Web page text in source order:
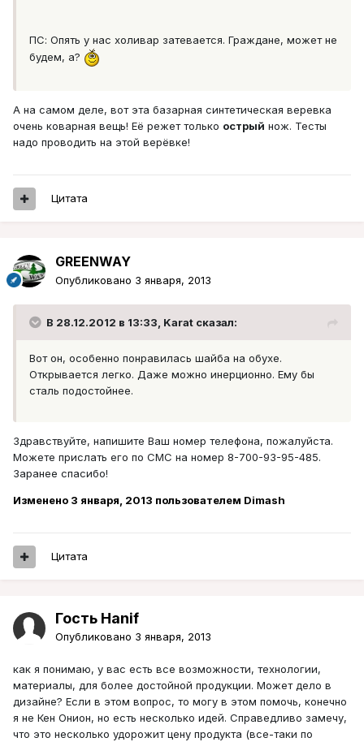
ПС: Опять у нас холивар затевается. Граждане, может не
будем, а?
А на самом деле, вот эта базарная синтетическая веревка
очень коварная вещь! Её режет только острый нож. Тесты
надо проводить на этой верёвке!
Цитата
GREENWAY
Опубликовано 3 января, 2013
В 28.12.2012 в 13:33, Karat сказал:
Вот он, особенно понравилась шайба на обухе.
Открывается легко. Даже можно инерционно. Ему бы
сталь подостойнее.
Здравствуйте, напишите Ваш номер телефона, пожалуйста.
Можете прислать его по СМС на номер 8-700-93-95-485.
Заранее спасибо!
Изменено 3 января, 2013 пользователем Dimash
Цитата
Гость Hanif
Опубликовано 3 января, 2013
как я понимаю, у вас есть все возможности, технологии,
материалы, для более достойной продукции. Может дело в
дизайне? Если в этом вопрос, то могу в этом помочь, конечно
я не Кен Онион, но есть несколько идей. Справедливо замечу,
что это несколько удорожит цену продукта (все-таки по